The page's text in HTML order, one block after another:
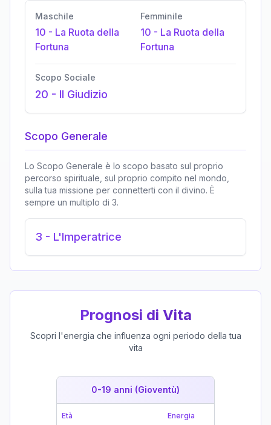
Maschile
10 - La Ruota della
Fortuna
Femminile
10 - La Ruota della
Fortuna
Scopo Sociale
20 - Il Giudizio
Scopo Generale
Lo Scopo Generale è lo scopo basato sul proprio
percorso spirituale, sul proprio compito nel mondo,
sulla tua missione per connetterti con il divino. È
sempre un multiplo di 3.
3 - L'Imperatrice
Prognosi di Vita
Scopri l'energia che influenza ogni periodo della tua
vita
0-19 anni (Gioventù)
Età Energia